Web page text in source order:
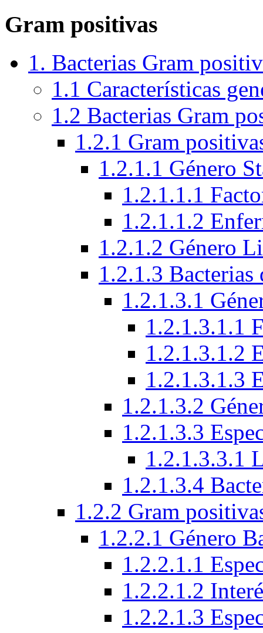
Gram positivas
1. Bacterias Gram
1.1 Características
1.2 Bacterias Gram
1.2.1 Gram
1.2.1.1 Género
1.2.1.1.1
1.2.1.1.2
1.2.1.2 Género
1.2.1.3
1.2.1.3.1
1.2.1.3.1.1
1.2.1.3.1.2
1.2.1.3.1.3
1.2.1.3.2
1.2.1.3.3
1.2.1.3.3.1
1.2.1.3.4
1.2.2 Gram
1.2.2.1 Género
1.2.2.1.1
1.2.2.1.2
1.2.2.1.3